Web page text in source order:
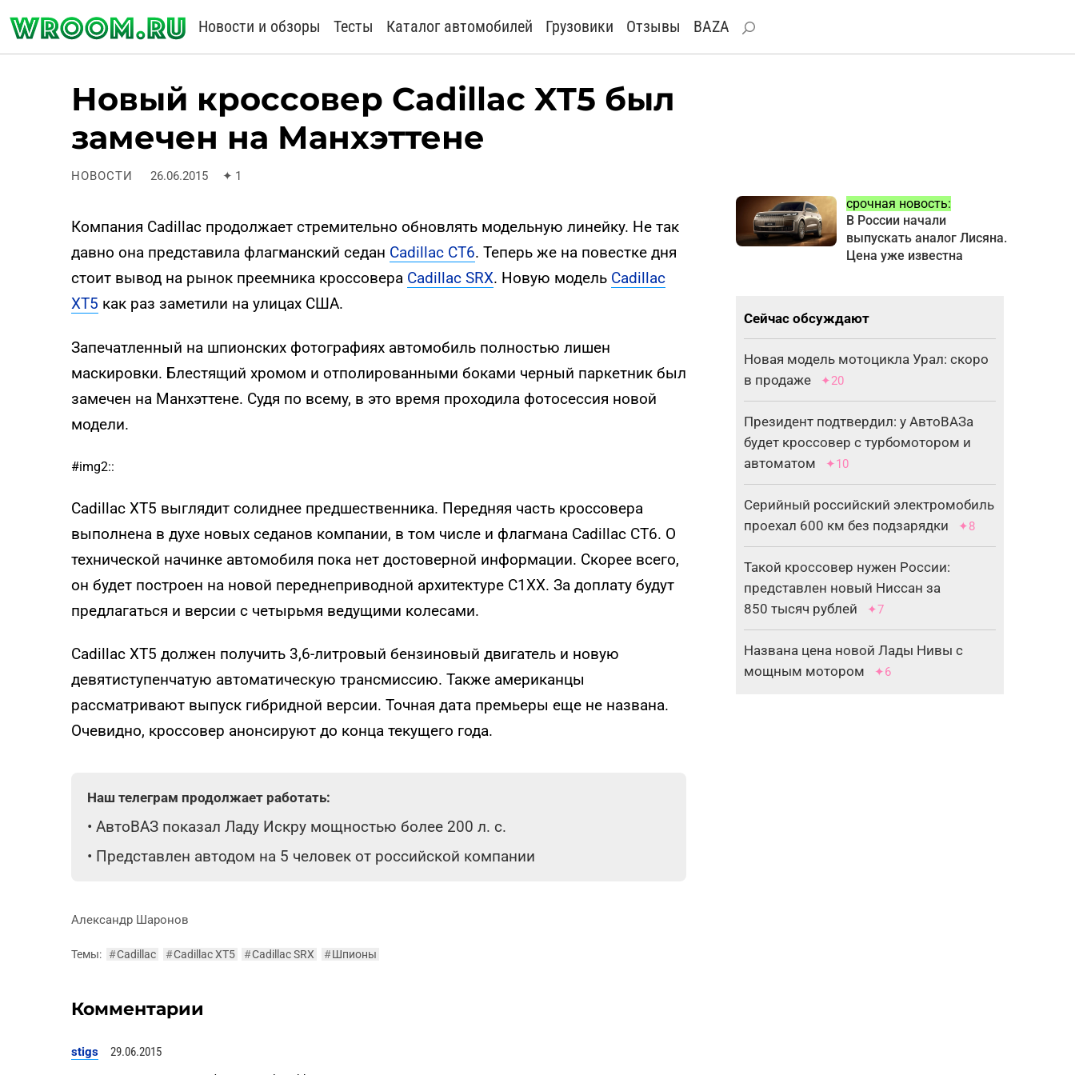
Новости и обзоры Тесты Каталог автомобилей Грузовики Отзывы BAZA
Новый кроссовер Cadillac XT5 был
замечен на Манхэттене
НОВОСТИ 26.06.2015 ✦ 1
Компания Cadillac продолжает стремительно обновлять модельную линейку. Не так
давно она представила флагманский седан Cadillac CT6. Теперь же на повестке дня
стоит вывод на рынок преемника кроссовера Cadillac SRX. Новую модель Cadillac
XT5 как раз заметили на улицах США.
Запечатленный на шпионских фотографиях автомобиль полностью лишен
маскировки. Блестящий хромом и отполированными боками черный паркетник был
замечен на Манхэттене. Судя по всему, в это время проходила фотосессия новой
модели.
#img2::
Cadillac XT5 выглядит солиднее предшественника. Передняя часть кроссовера
выполнена в духе новых седанов компании, в том числе и флагмана Cadillac CT6. О
технической начинке автомобиля пока нет достоверной информации. Скорее всего,
он будет построен на новой переднеприводной архитектуре C1XX. За доплату будут
предлагаться и версии с четырьмя ведущими колесами.
Cadillac XT5 должен получить 3,6-литровый бензиновый двигатель и новую
девятиступенчатую автоматическую трансмиссию. Также американцы
рассматривают выпуск гибридной версии. Точная дата премьеры еще не названа.
Очевидно, кроссовер анонсируют до конца текущего года.
Наш телеграм продолжает работать:
• АвтоВАЗ показал Ладу Искру мощностью более 200 л. с.
• Представлен автодом на 5 человек от российской компании
Александр Шаронов
Темы: #Cadillac #Cadillac XT5 #Cadillac SRX #Шпионы
Комментарии
stigs
29.06.2015
срочная новость:
В России начали
выпускать аналог Лисяна.
Цена уже известна
Сейчас обсуждают
Новая модель мотоцикла Урал: скоро
в продаже
✦20
Президент подтвердил: у АвтоВАЗа
будет кроссовер с турбомотором и
автоматом
✦10
Серийный российский электромобиль
проехал 600 км без подзарядки
✦8
Такой кроссовер нужен России:
представлен новый Ниссан за
850 тысяч рублей
✦7
Названа цена новой Лады Нивы с
мощным мотором
✦6